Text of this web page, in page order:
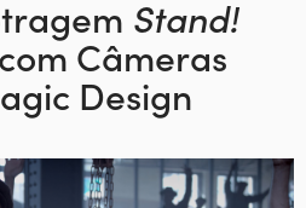
Stand!
com Câmeras
Design